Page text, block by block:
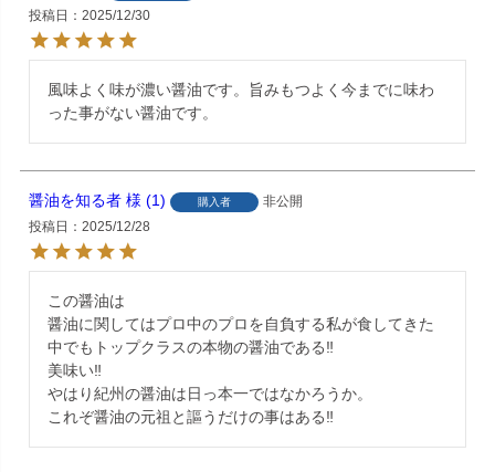
投稿日
2025/12/30
風味よく味が濃い醤油です。旨みもつよく今までに味わ
った事がない醤油です。
醤油を知る者 1 購入者
非公開
投稿日
2025/12/28
この醤油は
醤油に関してはプロ中のプロを自負する私が食してきた
中でもトップクラスの本物の醤油である‼︎
美味い‼︎
やはり紀州の醤油は日っ本一ではなかろうか。